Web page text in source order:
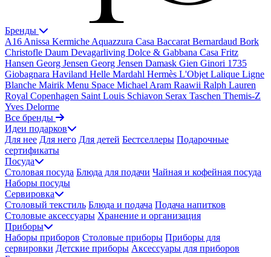
Бренды
A16 Anissa Kermiche Aquazzura Casa Baccarat Bernardaud Bork
Christofle Daum Devagarliving Dolce & Gabbana Casa Fritz
Hansen Georg Jensen Georg Jensen Damask Gien Ginori 1735
Giobagnara Haviland Helle Mardahl Hermès L'Objet Lalique Ligne
Blanche Mairik Menu Space Michael Aram Raawii Ralph Lauren
Royal Copenhagen Saint Louis Schiavon Serax Taschen Themis-Z
Yves Delorme
Все бренды
Идеи подарков
Для нее Для него Для детей Бестселлеры Подарочные
сертификаты
Посуда
Столовая посуда Блюда для подачи Чайная и кофейная посуда
Наборы посуды
Сервировка
Столовый текстиль Блюда и подача Подача напитков
Столовые аксессуары Хранение и организация
Приборы
Наборы приборов Столовые приборы Приборы для
сервировки Детские приборы Аксессуары для приборов